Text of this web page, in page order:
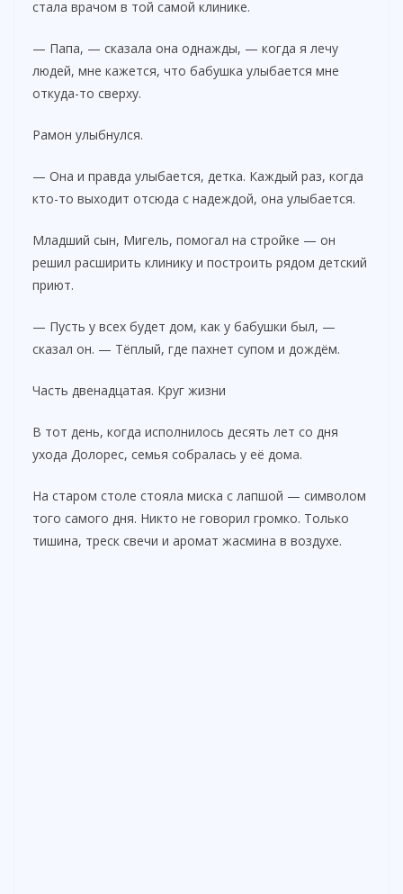
стала врачом в той самой клинике.
— Папа, — сказала она однажды, — когда я лечу
людей, мне кажется, что бабушка улыбается мне
откуда-то сверху.
Рамон улыбнулся.
— Она и правда улыбается, детка. Каждый раз, когда
кто-то выходит отсюда с надеждой, она улыбается.
Младший сын, Мигель, помогал на стройке — он
решил расширить клинику и построить рядом детский
приют.
— Пусть у всех будет дом, как у бабушки был, —
сказал он. — Тёплый, где пахнет супом и дождём.
Часть двенадцатая. Круг жизни
В тот день, когда исполнилось десять лет со дня
ухода Долорес, семья собралась у её дома.
На старом столе стояла миска с лапшой — символом
того самого дня. Никто не говорил громко. Только
тишина, треск свечи и аромат жасмина в воздухе.